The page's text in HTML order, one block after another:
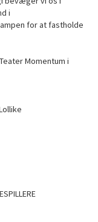
i
for at fastholde
Momentum i